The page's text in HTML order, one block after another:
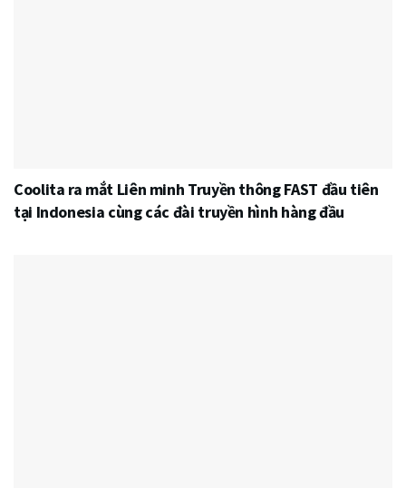
Coolita ra mắt Liên minh Truyền thông FAST đầu tiên
tại Indonesia cùng các đài truyền hình hàng đầu